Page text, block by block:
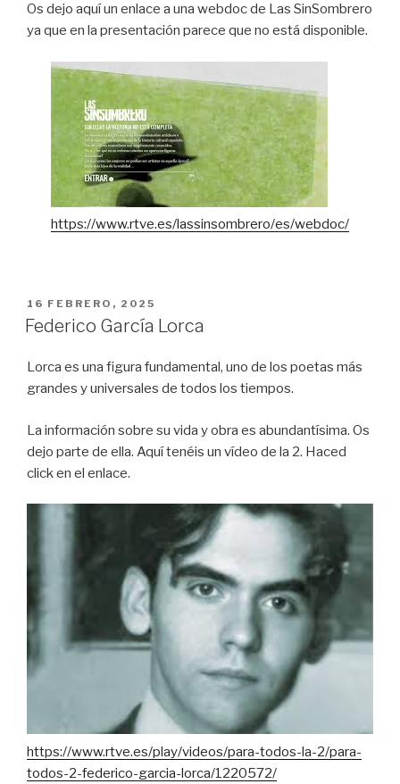
Os dejo aquí un enlace a una webdoc de Las SinSombrero
ya que en la presentación parece que no está disponible.
https://www.rtve.es/lassinsombrero/es/webdoc/
PUBLICADO
EN
16 FEBRERO, 2025
Federico García Lorca
Lorca es una figura fundamental, uno de los poetas más
grandes y universales de todos los tiempos.
La información sobre su vida y obra es abundantísima. Os
dejo parte de ella. Aquí tenéis un vídeo de la 2. Haced
click en el enlace.
https://www.rtve.es/play/videos/para-todos-la-2/para-
todos-2-federico-garcia-lorca/1220572/